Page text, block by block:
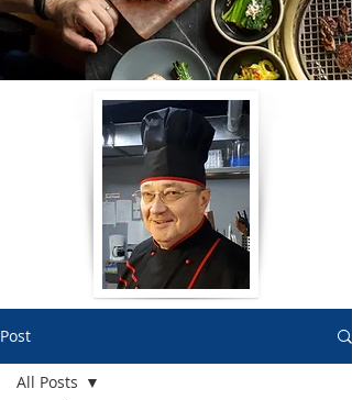
Post
All Posts